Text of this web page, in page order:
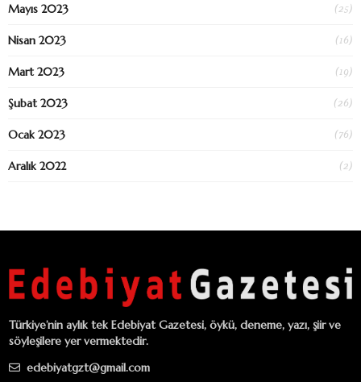
Mayıs 2023 (25)
Nisan 2023 (16)
Mart 2023 (19)
Şubat 2023 (26)
Ocak 2023 (76)
Aralık 2022 (2)
Türkiye’nin aylık tek Edebiyat Gazetesi, öykü, deneme, yazı, şiir ve
söyleşilere yer vermektedir.
edebiyatgzt@gmail.com